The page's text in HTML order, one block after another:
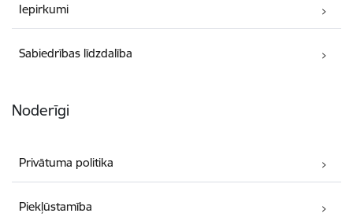
Iepirkumi
Sabiedrības līdzdalība
Noderīgi
Privātuma politika
Piekļūstamība